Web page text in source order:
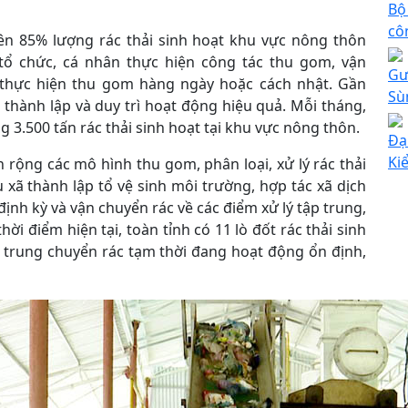
85% lượng rác thải sinh hoạt khu vực nông thôn
chức, cá nhân thực hiện công tác thu gom, vận
hiện thu gom hàng ngày hoặc cách nhật. Gần
lập và duy trì hoạt động hiệu quả. Mỗi tháng,
tấn rác thải sinh hoạt tại khu vực nông thôn.
rộng các mô hình thu gom, phân loại, xử lý rác thải
thành lập tổ vệ sinh môi trường, hợp tác xã dịch
kỳ và vận chuyển rác về các điểm xử lý tập trung,
điểm hiện tại, toàn tỉnh có 11 lò đốt rác thải sinh
chuyển rác tạm thời đang hoạt động ổn định,